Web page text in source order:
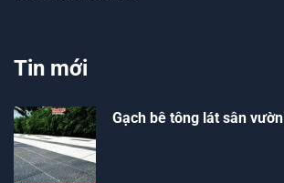
Tin mới
Gạch bê tông lát sân vườn